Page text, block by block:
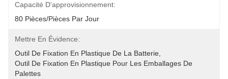
Capacité D'approvisionnement:
80 Pièces/pièces Par Jour
Mettre En Évidence:
Outil De Fixation En Plastique De La Batterie
Outil De Fixation En Plastique Pour Les Emballages De
Palettes